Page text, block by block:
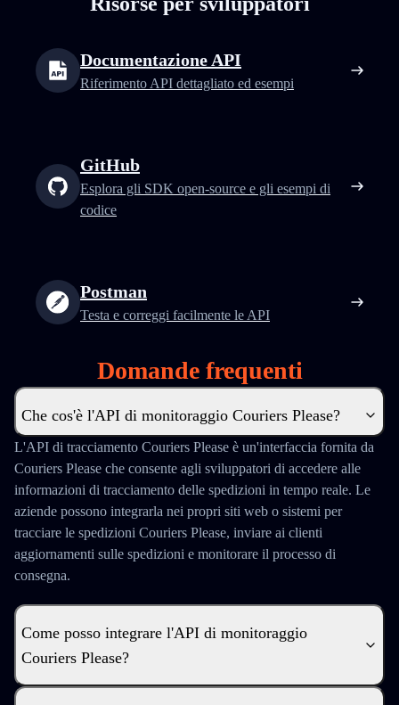
Documentazione API
Riferimento API dettagliato ed esempi
GitHub
Esplora gli SDK open-source e gli esempi di
codice
Postman
Testa e correggi facilmente le API
Domande frequenti
Che cos'è l'API di monitoraggio Couriers Please?
L'API di tracciamento Couriers Please è un'interfaccia fornita da
Couriers Please che consente agli sviluppatori di accedere alle
informazioni di tracciamento delle spedizioni in tempo reale. Le
aziende possono integrarla nei propri siti web o sistemi per
tracciare le spedizioni Couriers Please, inviare ai clienti
aggiornamenti sulle spedizioni e monitorare il processo di
consegna.
Come posso integrare l'API di monitoraggio
Couriers Please?